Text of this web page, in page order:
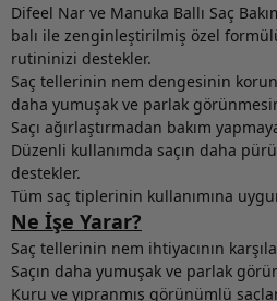
Difeel Nar ve Manuka Ballı Saç
balı ile zenginleştirilmiş özel
rutininizi destekler.
Saç tellerinin nem dengesinin
daha yumuşak ve parlak
Saçı ağırlaştırmadan bakım
Düzenli kullanımda saçın daha
destekler.
Tüm saç tiplerinin kullanımına
Ne İşe Yarar?
Saç tellerinin nem ihtiyacının
Saçın daha yumuşak ve parlak
Kuru ve yıpranmış görünümlü